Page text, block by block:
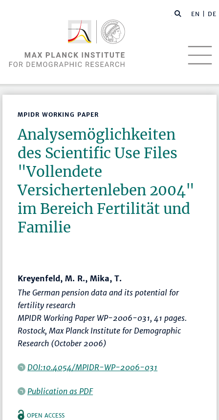
EN | DE
MPIDR WORKING PAPER
Analysemöglichkeiten
des Scientific Use Files
"Vollendete
Versichertenleben 2004"
im Bereich Fertilität und
Familie
Kreyenfeld, M. R., Mika, T.
The German pension data and its potential for
fertility research
MPIDR Working Paper WP-2006-031, 41 pages.
Rostock, Max Planck Institute for Demographic
Research (October 2006)
DOI:10.4054/MPIDR-WP-2006-031
Publication as PDF
OPEN ACCESS